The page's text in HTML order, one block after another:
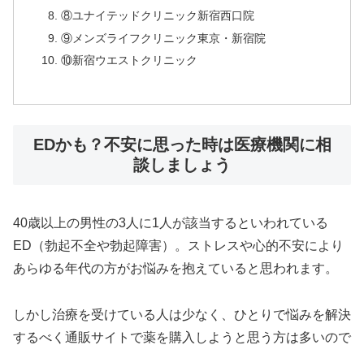
⑧ユナイテッドクリニック新宿西口院
⑨メンズライフクリニック東京・新宿院
⑩新宿ウエストクリニック
EDかも？不安に思った時は医療機関に相
談しましょう
40歳以上の男性の3人に1人が該当するといわれている
ED（勃起不全や勃起障害）。ストレスや心的不安により
あらゆる年代の方がお悩みを抱えていると思われます。
しかし治療を受けている人は少なく、ひとりで悩みを解決
するべく通販サイトで薬を購入しようと思う方は多いので